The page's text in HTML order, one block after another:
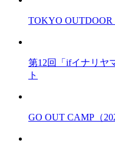
TOKYO OUTDOOR
第12回「ifイナリヤ
ト
GO OUT CAMP（